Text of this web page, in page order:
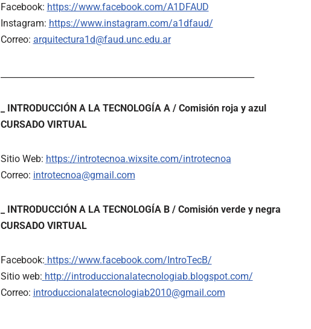
Facebook: https://www.facebook.com/A1DFAUD
Instagram: https://www.instagram.com/a1dfaud/
Correo: arquitectura1d@faud.unc.edu.ar
_ INTRODUCCIÓN A LA TECNOLOGÍA A / Comisión roja y azul
CURSADO VIRTUAL
Sitio Web: https://introtecnoa.wixsite.com/introtecnoa
Correo: introtecnoa@gmail.com
_ INTRODUCCIÓN A LA TECNOLOGÍA B / Comisión verde y negra
CURSADO VIRTUAL
Facebook: https://www.facebook.com/IntroTecB/
Sitio web: http://introduccionalatecnologiab.blogspot.com/
Correo: introduccionalatecnologiab2010@gmail.com